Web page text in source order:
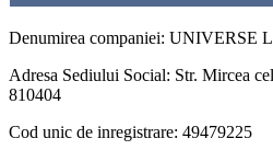
Denumirea companiei: UNIVERSE
Adresa Sediului Social: Str. Mircea
810404
Cod unic de inregistrare: 49479225